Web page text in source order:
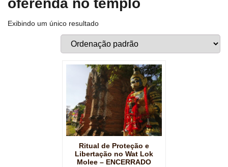
oferenda no templo
Exibindo um único resultado
Ritual de Proteção e
Libertação no Wat Lok
Molee – ENCERRADO